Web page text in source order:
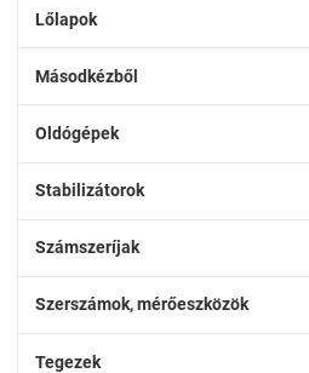
Lőlapok
Másodkézből
Oldógépek
Stabilizátorok
Számszeríjak
Szerszámok, mérőeszközök
Tegezek